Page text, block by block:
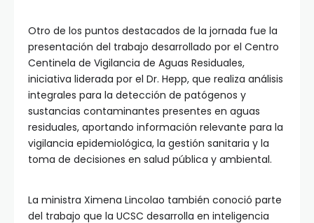
Otro de los puntos destacados de la jornada fue la
presentación del trabajo desarrollado por el Centro
Centinela de Vigilancia de Aguas Residuales,
iniciativa liderada por el Dr. Hepp, que realiza análisis
integrales para la detección de patógenos y
sustancias contaminantes presentes en aguas
residuales, aportando información relevante para la
vigilancia epidemiológica, la gestión sanitaria y la
toma de decisiones en salud pública y ambiental.
La ministra Ximena Lincolao también conoció parte
del trabajo que la UCSC desarrolla en inteligencia